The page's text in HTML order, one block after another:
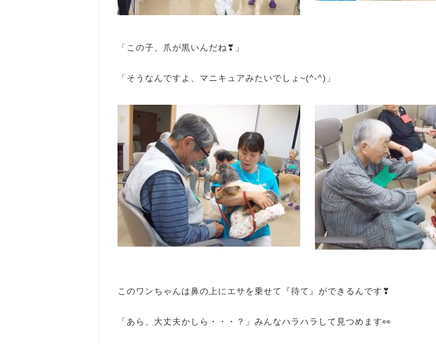
「この子、爪が黒いんだね❣」
「そうなんですよ、マニキュアみたいでしょ~(^-^)」
このワンちゃんは鼻の上にエサを乗せて『待て』ができるんです❣
「あら、大丈夫かしら・・・？」みんなハラハラして見つめます👀